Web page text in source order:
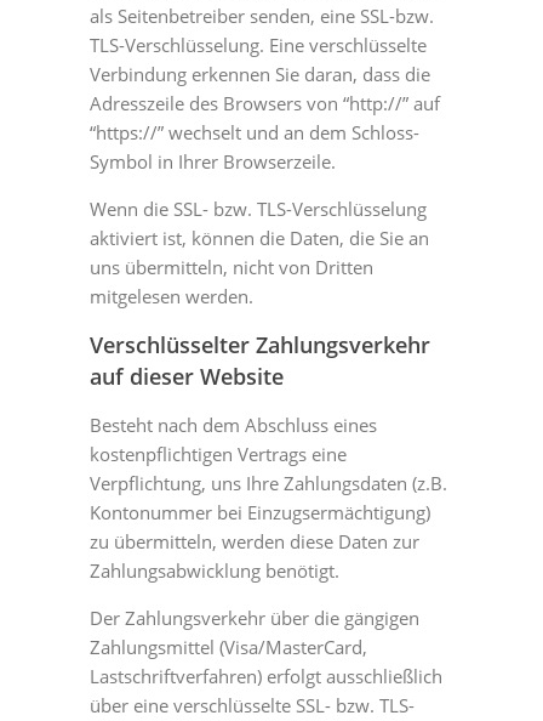
als Seitenbetreiber senden, eine SSL-bzw.
TLS-Verschlüsselung. Eine verschlüsselte
Verbindung erkennen Sie daran, dass die
Adresszeile des Browsers von “http://” auf
“https://” wechselt und an dem Schloss-
Symbol in Ihrer Browserzeile.
Wenn die SSL- bzw. TLS-Verschlüsselung
aktiviert ist, können die Daten, die Sie an
uns übermitteln, nicht von Dritten
mitgelesen werden.
Verschlüsselter Zahlungsverkehr
auf dieser Website
Besteht nach dem Abschluss eines
kostenpflichtigen Vertrags eine
Verpflichtung, uns Ihre Zahlungsdaten (z.B.
Kontonummer bei Einzugsermächtigung)
zu übermitteln, werden diese Daten zur
Zahlungsabwicklung benötigt.
Der Zahlungsverkehr über die gängigen
Zahlungsmittel (Visa/MasterCard,
Lastschriftverfahren) erfolgt ausschließlich
über eine verschlüsselte SSL- bzw. TLS-